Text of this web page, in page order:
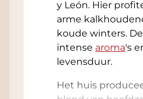
y León. Hier
arme
koude winters.
intense aroma's
levensduur.
Het huis